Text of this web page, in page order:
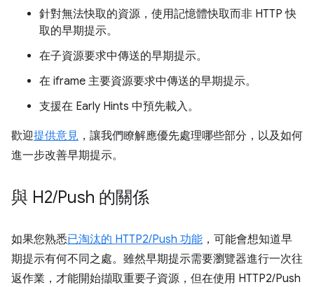
針對無法快取的資源，使用記憶體快取而非 HTTP 快
取的早期提示。
在子資源要求中傳送的早期提示。
在 iframe 主要資源要求中傳送的早期提示。
支援在 Early Hints 中預先載入。
歡迎提供意見 ，讓我們瞭解應優先處理哪些部分，以及如何
進一步改善早期提示。
與 H2/Push 的關係
如果您熟悉已淘汰的 HTTP2/Push 功能 ，可能會想知道早
期提示有何不同之處。雖然早期提示需要瀏覽器進行一次往
返作業，才能開始擷取重要子資源，但在使用 HTTP2/Push